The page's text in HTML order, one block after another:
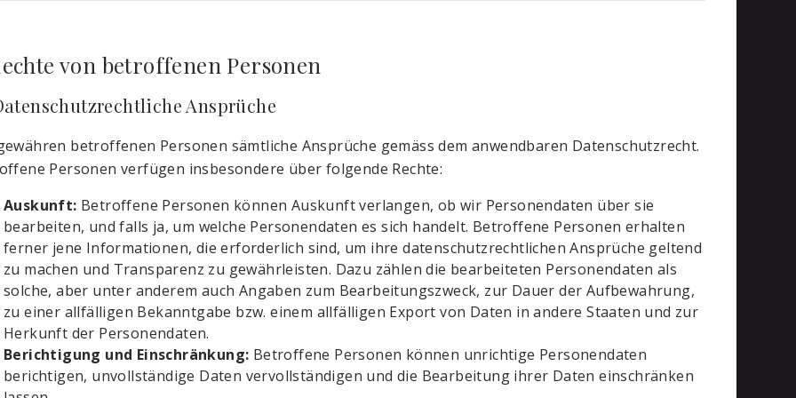
von betroffenen Personen
Ansprüche
betroffenen Personen sämtliche Ansprüche gemäss dem anwendbaren Datenschutzrecht.
Personen verfügen insbesondere über folgende Rechte:
Auskunft: Betroffene Personen können Auskunft verlangen, ob wir Personendaten über sie
bearbeiten, und falls ja, um welche Personendaten es sich handelt. Betroffene Personen erhalten
ferner jene Informationen, die erforderlich sind, um ihre datenschutzrechtlichen Ansprüche geltend
zu machen und Transparenz zu gewährleisten. Dazu zählen die bearbeiteten Personendaten als
solche, aber unter anderem auch Angaben zum Bearbeitungszweck, zur Dauer der Aufbewahrung,
zu einer allfälligen Bekanntgabe bzw. einem allfälligen Export von Daten in andere Staaten und zur
Herkunft der Personendaten.
Berichtigung und Einschränkung: Betroffene Personen können unrichtige Personendaten
berichtigen, unvollständige Daten vervollständigen und die Bearbeitung ihrer Daten einschränken